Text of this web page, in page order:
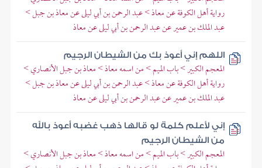
رواية أهل الكوفة عن معاذ > عبد الرحمن بن أبي ليلى عن معاذ بن جبل >
عبد الملك بن عمير عن عبد الرحمن بن أبي ليلى عن معاذ
اللهم إني أعوذ بك من الشيطان الرجيم
المعجم الكبير > باب الميم > من اسمه معاذ > معاذ بن جبل الأنصاري >
رواية أهل الكوفة عن معاذ > عبد الرحمن بن أبي ليلى عن معاذ بن جبل >
عبد الملك بن عمير عن عبد الرحمن بن أبي ليلى عن معاذ
إني لأعلم كلمة لو قالها ذهب غضبه أعوذ بالله
من الشيطان الرجيم
المعجم الكبير > باب الميم > من اسمه معاذ > معاذ بن جبل الأنصاري >